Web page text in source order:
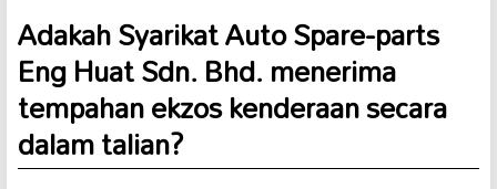
Adakah Syarikat Auto Spare-parts
Eng Huat Sdn. Bhd. menerima
tempahanekzos kenderaansecara
dalam talian?